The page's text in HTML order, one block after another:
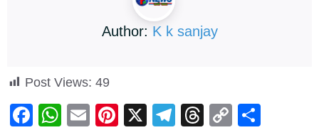
Author: K k sanjay
Post Views: 49
F
W
E
Pi
X
T
T
C